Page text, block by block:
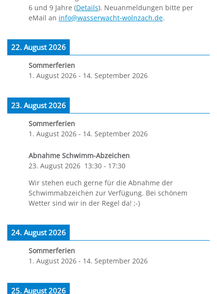
6 und 9 Jahre (Details). Neuanmeldungen bitte per
eMail an info@wasserwacht-wolnzach.de.
22. August 2026
Sommerferien
1. August 2026 - 14. September 2026
23. August 2026
Sommerferien
1. August 2026 - 14. September 2026
Abnahme Schwimm-Abzeichen
23. August 2026 13:30 - 17:30
Wir stehen euch gerne für die Abnahme der
Schwimmabzeichen zur Verfügung. Bei schönem
Wetter sind wir in der Regel da! ;-)
24. August 2026
Sommerferien
1. August 2026 - 14. September 2026
25. August 2026